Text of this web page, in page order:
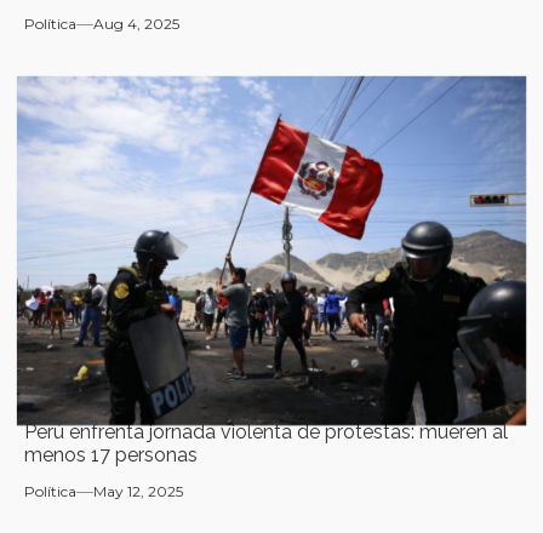
Política Aug 4, 2025
Perú enfrenta jornada violenta de protestas: mueren al
menos 17 personas
Política May 12, 2025